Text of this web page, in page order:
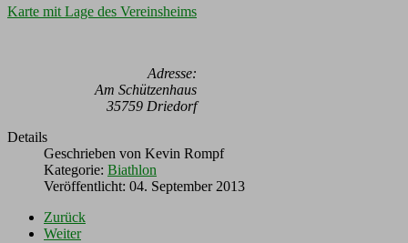
Karte mit Lage des Vereinsheims
Adresse:
Am Schützenhaus
35759 Driedorf
Details
Geschrieben von Kevin Rompf
Kategorie: Biathlon
Veröffentlicht: 04. September 2013
Zurück
Weiter